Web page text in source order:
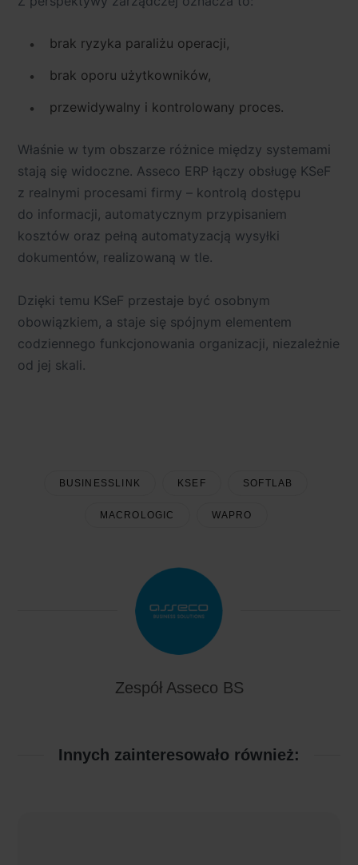
brak ryzyka paraliżu operacji,
brak oporu użytkowników,
przewidywalny i kontrolowany proces.
Właśnie w tym obszarze różnice między systemami
stają się widoczne. Asseco ERP łączy obsługę KSeF
z realnymi procesami firmy – kontrolą dostępu
do informacji, automatycznym przypisaniem
kosztów oraz pełną automatyzacją wysyłki
dokumentów, realizowaną w tle.
Dzięki temu KSeF przestaje być osobnym
obowiązkiem, a staje się spójnym elementem
codziennego funkcjonowania organizacji , niezależnie
od jej skali.
BUSINESSLINK KSEF SOFTLAB
MACROLOGIC WAPRO
Zespół Asseco BS
Innych zainteresowało również: